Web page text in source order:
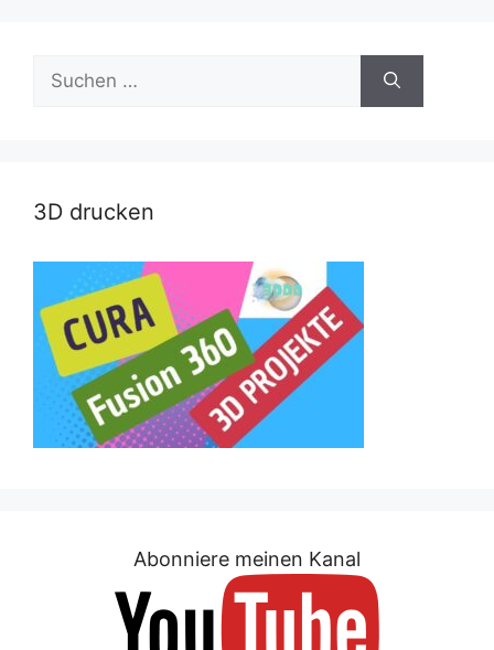
nach:
3D drucken
Abonniere meinen Kanal